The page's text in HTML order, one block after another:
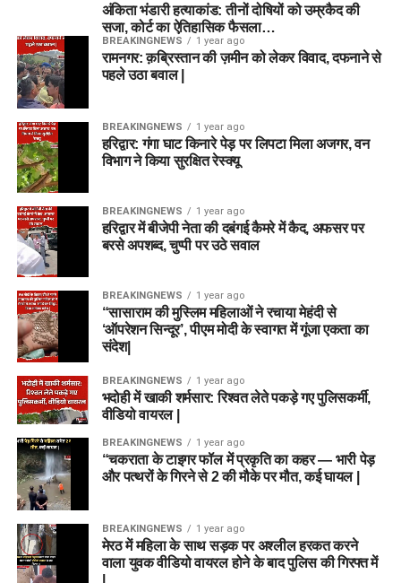
अंकिता भंडारी हत्याकांड: तीनों दोषियों को उम्रकैद की
सजा, कोर्ट का ऐतिहासिक फैसला…
BREAKINGNEWS 1 year ago
रामनगर: क़ब्रिस्तान की ज़मीन को लेकर विवाद, दफनाने से
पहले उठा बवाल |
BREAKINGNEWS 1 year ago
हरिद्वार: गंगा घाट किनारे पेड़ पर लिपटा मिला अजगर, वन
विभाग ने किया सुरक्षित रेस्क्यू
BREAKINGNEWS 1 year ago
हरिद्वार में बीजेपी नेता की दबंगई कैमरे में कैद, अफसर पर
बरसे अपशब्द, चुप्पी पर उठे सवाल
BREAKINGNEWS 1 year ago
“सासाराम की मुस्लिम महिलाओं ने रचाया मेहंदी से
‘ऑपरेशन सिन्दूर’, पीएम मोदी के स्वागत में गूंजा एकता का
संदेश|
BREAKINGNEWS 1 year ago
भदोही में खाकी शर्मसार: रिश्वत लेते पकड़े गए पुलिसकर्मी,
वीडियो वायरल |
BREAKINGNEWS 1 year ago
“चकराता के टाइगर फॉल में प्रकृति का कहर — भारी पेड़
और पत्थरों के गिरने से 2 की मौके पर मौत, कई घायल |
BREAKINGNEWS 1 year ago
मेरठ में महिला के साथ सड़क पर अश्लील हरकत करने
वाला युवक वीडियो वायरल होने के बाद पुलिस की गिरफ्त में